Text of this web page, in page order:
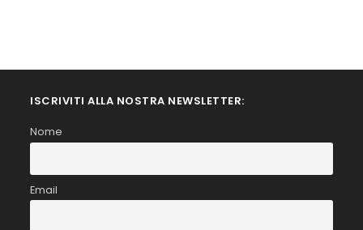
ISCRIVITI ALLA NOSTRA NEWSLETTER:
Nome
Email